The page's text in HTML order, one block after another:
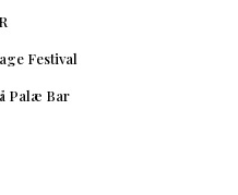
Festival
Palæ Bar